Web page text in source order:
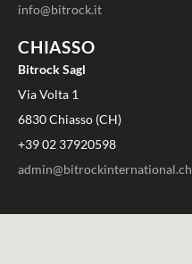
info@bitrock.it
CHIASSO
Bitrock Sagl
Via Volta 1
6830 Chiasso (CH)
+39 02 37920598
admin@bitrockinternational.ch